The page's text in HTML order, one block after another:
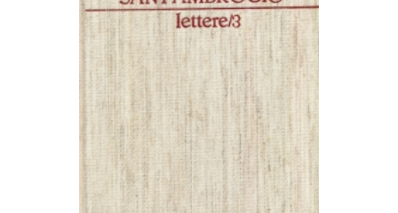
AGGIUNGI AL CARRELLO